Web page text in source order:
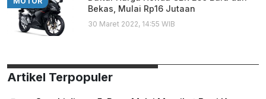
Bekas, Mulai Rp16 Jutaan
30 Maret 2022, 14:55 WIB
Artikel Terpopuler